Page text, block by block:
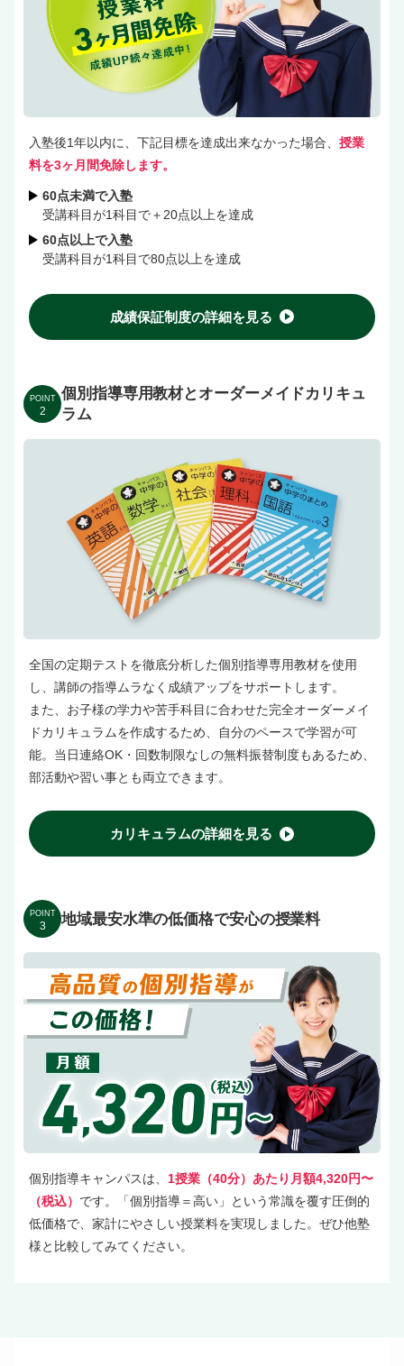
入塾後1年以内に、下記目標を達成出来なかった場合、 授業
料を3ヶ月間免除します。
60点未満で入塾
受講科目が1科目で＋20点以上を達成
60点以上で入塾
受講科目が1科目で80点以上を達成
成績保証制度の詳細を見る
POINT
2
個別指導専用教材とオーダーメイドカリキュ
ラム
全国の定期テストを徹底分析した個別指導専用教材を使用
し、講師の指導ムラなく成績アップをサポートします。
また、お子様の学力や苦手科目に合わせた完全オーダーメイ
ドカリキュラムを作成するため、自分のペースで学習が可
能。当日連絡OK・回数制限なしの無料振替制度もあるため、
部活動や習い事とも両立できます。
カリキュラムの詳細を見る
POINT
3 地域最安水準の低価格で安心の授業料
個別指導キャンパスは、 1授業（40分）あたり月額4,320円〜
（税込） です。「個別指導＝高い」という常識を覆す圧倒的
低価格で、家計にやさしい授業料を実現しました。ぜひ他塾
様と比較してみてください。